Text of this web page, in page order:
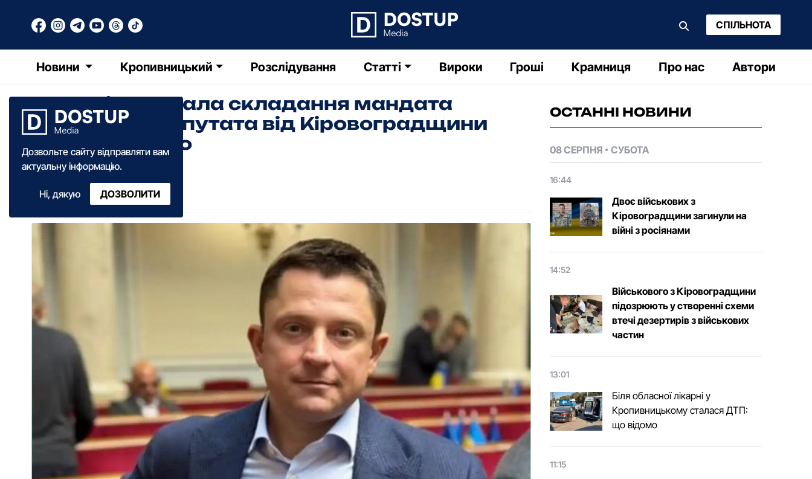
СПІЛЬНОТА
Новини Кропивницький Розслідування Статті Вироки Гроші Крамниця Про нас Автори
Дозвольте сайту відправляти вам
актуальну інформацію.
Ні, дякую ДОЗВОЛИТИ
Рада підтримала складання мандата
народного депутата від Кіровоградщини
Олеся Довгого
19 червня·2025
ОСТАННІ НОВИНИ
08 СЕРПНЯ СУБОТА
16:44
Двоє військових з
Кіровоградщини загинули на
війні з росіянами
14:52
Військового з Кіровоградщини
підозрюють у створенні схеми
втечі дезертирів з військових
частин
13:01
Біля обласної лікарні у
Кропивницькому сталася ДТП:
що відомо
11:15